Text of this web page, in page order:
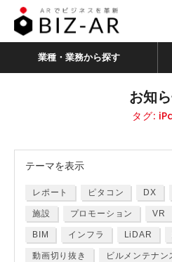
業種・業務から探す
お知
タグ:
テーマを表示
レポート ピタコン DX
施設 プロモーション VR
BIM インフラ LiDAR
動画切り抜き ビルメンテナン